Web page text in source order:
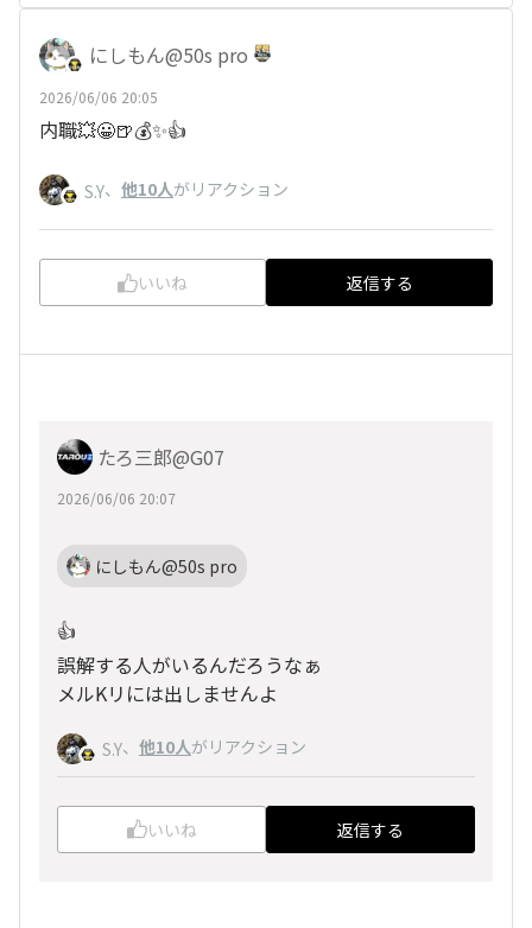
にしもん@50s pro
2026/06/06 20:05
内職💥😀🍺💰️✨👍
S.Y、 他10人がリアクション
いいね 返信する
たろ三郎@G07
2026/06/06 20:07
にしもん@50s pro
👍️
誤解する人がいるんだろうなぁ
メルKリには出しませんよ
S.Y、 他10人がリアクション
いいね 返信する